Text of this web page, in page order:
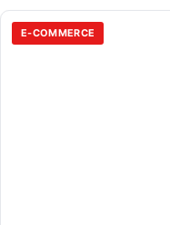
E-COMMERCE